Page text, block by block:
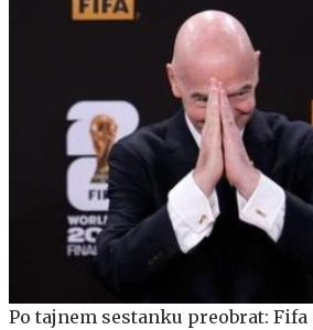
Po tajnem sestanku preobrat: